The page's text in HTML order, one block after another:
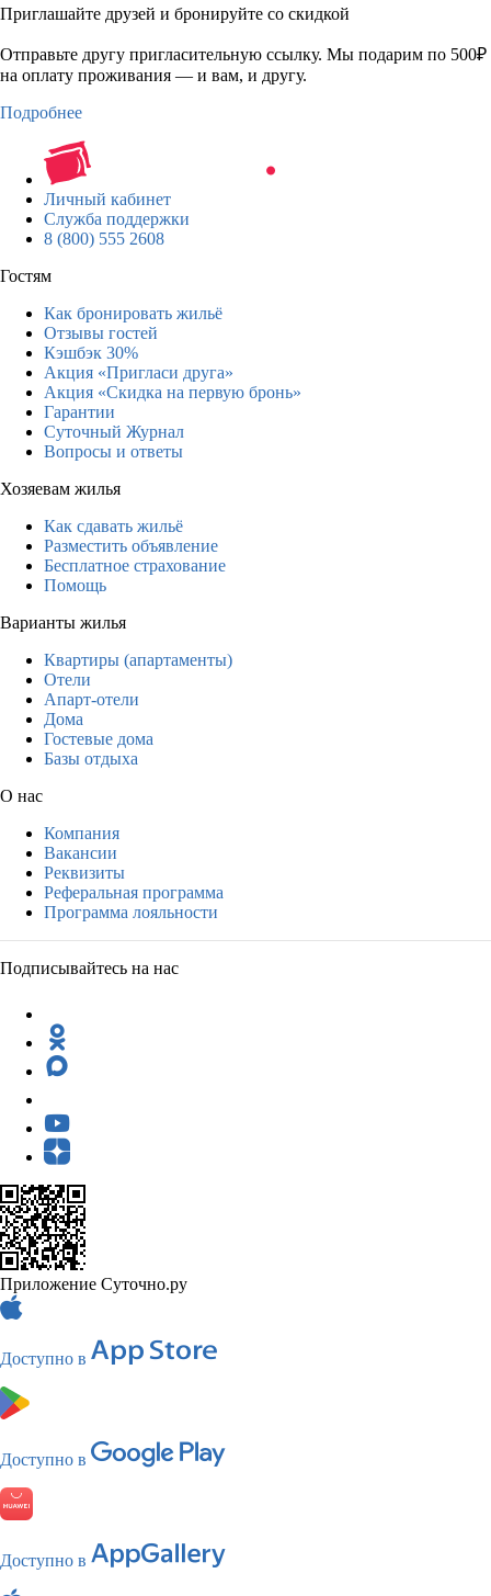
Приглашайте друзей и бронируйте со скидкой
Отправьте другу пригласительную ссылку. Мы подарим по 500₽
на оплату проживания — и вам, и другу.
Подробнее
Личный кабинет
Служба поддержки
8 (800) 555 2608
Гостям
Как бронировать жильё
Отзывы гостей
Кэшбэк 30%
Акция «Пригласи друга»
Акция «Скидка на первую бронь»
Гарантии
Суточный Журнал
Вопросы и ответы
Хозяевам жилья
Как сдавать жильё
Разместить объявление
Бесплатное страхование
Помощь
Варианты жилья
Квартиры (апартаменты)
Отели
Апарт-отели
Дома
Гостевые дома
Базы отдыха
О нас
Компания
Вакансии
Реквизиты
Реферальная программа
Программа лояльности
Подписывайтесь на нас
Приложение Суточно.ру
Доступно в
Доступно в
Доступно в